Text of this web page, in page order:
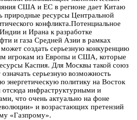
США и ЕС в регионе дает Китаю
природные ресурсы Центральной
конфликта.Потенциальное
и Ирана к разработке
и газа Средней Азии в рамках
создать серьезную конкуренцию
игрокам из Европы и США, которые
Каспия. Для Москвы такой союз
серьезную возможность
энергетическую политику на Восток
инфраструктурными и
что очень актуально на фоне
и возрастающих претензий
«Газпрому».